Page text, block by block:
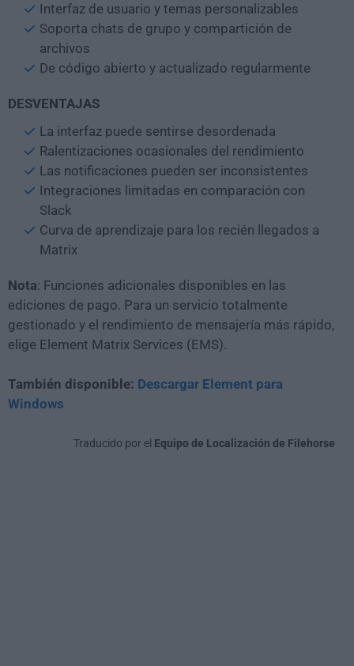
Interfaz de usuario y temas personalizables
Soporta chats de grupo y compartición de
archivos
De código abierto y actualizado regularmente
DESVENTAJAS
La interfaz puede sentirse desordenada
Ralentizaciones ocasionales del rendimiento
Las notificaciones pueden ser inconsistentes
Integraciones limitadas en comparación con
Slack
Curva de aprendizaje para los recién llegados a
Matrix
Nota: Funciones adicionales disponibles en las
ediciones de pago. Para un servicio totalmente
gestionado y el rendimiento de mensajería más rápido,
elige Element Matrix Services (EMS).
También disponible: Descargar Element para
Windows
Traducido por el Equipo de Localización de Filehorse